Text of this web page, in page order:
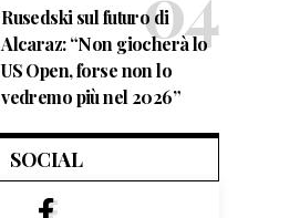
Rusedski sul futuro di
Alcaraz: “Non giocherà lo
US Open, forse non lo
vedremo più nel 2026”
SOCIAL